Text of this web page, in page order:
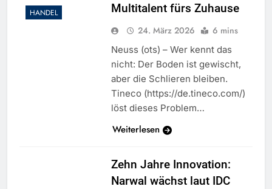
HANDEL
Multitalent fürs Zuhause
24. März 2026 6 mins
Neuss (ots) – Wer kennt das
nicht: Der Boden ist gewischt,
aber die Schlieren bleiben.
Tineco (https://de.tineco.com/)
löst dieses Problem…
Weiterlesen
Zehn Jahre Innovation:
Narwal wächst laut IDC